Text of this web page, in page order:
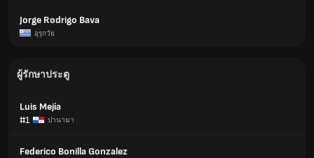
Jorge Rodrigo Bava
อุรุกวัย
ผู้รักษาประตู
Luis Mejía
#1
ปานามา
Federico Bonilla Gonzalez